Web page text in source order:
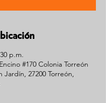
p.m.
#170 Colonia Torreón
Jardín, 27200 Torreón,